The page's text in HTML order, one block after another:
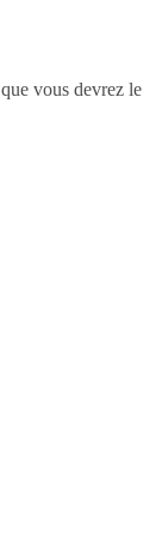
vous devrez le